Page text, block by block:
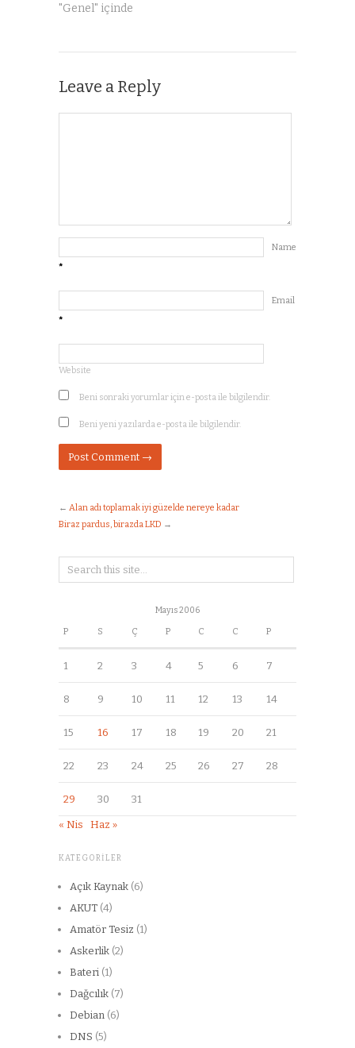
"Genel" içinde
Leave a Reply
Name
*
Email
*
Website
Beni sonraki yorumlar için e-posta ile bilgilendir.
Beni yeni yazılarda e-posta ile bilgilendir.
← Alan adı toplamak iyi güzelde nereye kadar
Biraz pardus, birazda LKD →
Mayıs 2006
P S Ç P C C P
1 2 3 4 5 6 7
8 9 10 11 12 13 14
15 16 17 18 19 20 21
22 23 24 25 26 27 28
29 30 31
« Nis Haz »
KATEGORILER
Açık Kaynak (6)
AKUT (4)
Amatör Tesiz (1)
Askerlik (2)
Bateri (1)
Dağcılık (7)
Debian (6)
DNS (5)